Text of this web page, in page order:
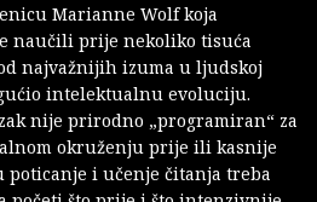
Marianne Wolf koja
naučili prije nekoliko tisuća
najvažnijih izuma u ljudskoj
intelektualnu evoluciju.
nije prirodno „programiran“ za
okruženju prije ili kasnije
i učenje čitanja treba